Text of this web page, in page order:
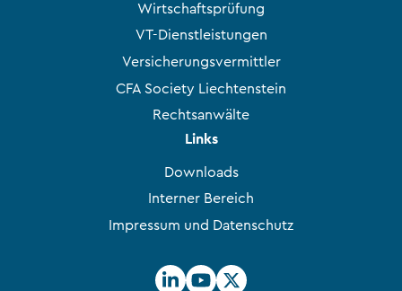
Wirtschaftsprüfung
VT-Dienstleistungen
Versicherungsvermittler
CFA Society Liechtenstein
Rechtsanwälte
Links
Downloads
Interner Bereich
Impressum und Datenschutz